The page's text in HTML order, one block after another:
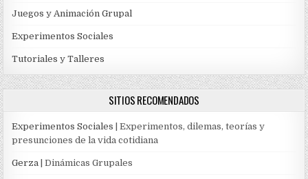
Juegos y Animación Grupal
Experimentos Sociales
Tutoriales y Talleres
SITIOS RECOMENDADOS
Experimentos Sociales | Experimentos, dilemas, teorías y
presunciones de la vida cotidiana
Gerza | Dinámicas Grupales